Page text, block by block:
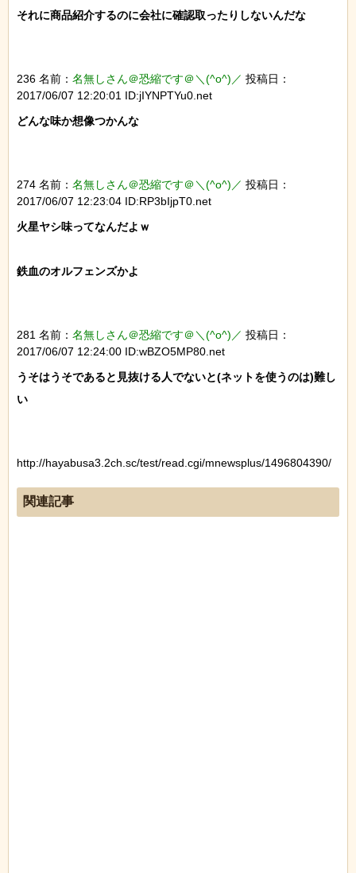
それに商品紹介するのに会社に確認取ったりしないんだな
236 名前： 名無しさん＠恐縮です＠＼(^o^)／ 投稿日：
2017/06/07 12:20:01 ID:jIYNPTYu0.net
どんな味か想像つかんな
274 名前： 名無しさん＠恐縮です＠＼(^o^)／ 投稿日：
2017/06/07 12:23:04 ID:RP3bIjpT0.net
火星ヤシ味ってなんだよｗ
鉄血のオルフェンズかよ
281 名前： 名無しさん＠恐縮です＠＼(^o^)／ 投稿日：
2017/06/07 12:24:00 ID:wBZO5MP80.net
うそはうそであると見抜ける人でないと(ネットを使うのは)難し
い
http://hayabusa3.2ch.sc/test/read.cgi/mnewsplus/1496804390/
関連記事